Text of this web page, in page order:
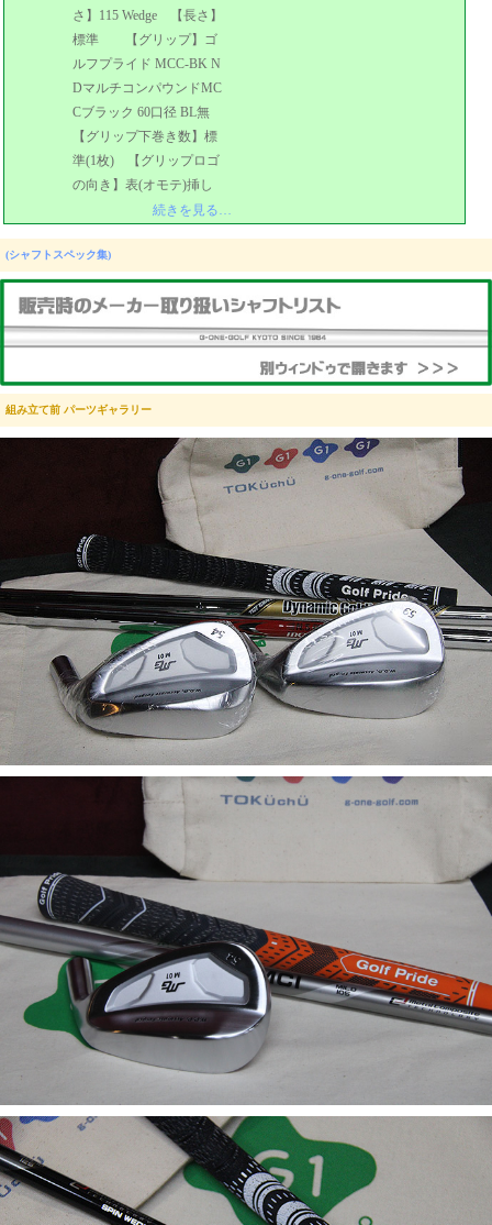
さ】115 Wedge 【長さ】
標準 【グリップ】ゴ
ルフプライド MCC-BK N
DマルチコンパウンドMC
Cブラック 60口径 BL無
【グリップ下巻き数】標
準(1枚) 【グリップロゴ
の向き】表(オモテ)挿し
続きを見る…
(シャフトスペック集)
組み立て前 パーツギャラリー